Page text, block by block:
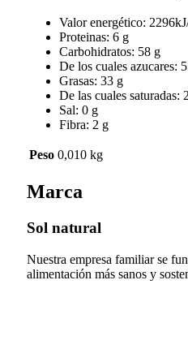
Valor energético:
Proteinas: 6 g
Carbohidratos: 58 g
De los cuales azucares:
Grasas: 33 g
De las cuales saturadas:
Sal: 0 g
Fibra: 2 g
Peso 0,010 kg
Marca
Sol natural
Nuestra empresa familiar se
alimentación más sanos y